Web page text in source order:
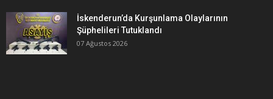
İskenderun’da Kurşunlama Olaylarının
Şüphelileri Tutuklandı
07 Ağustos 2026